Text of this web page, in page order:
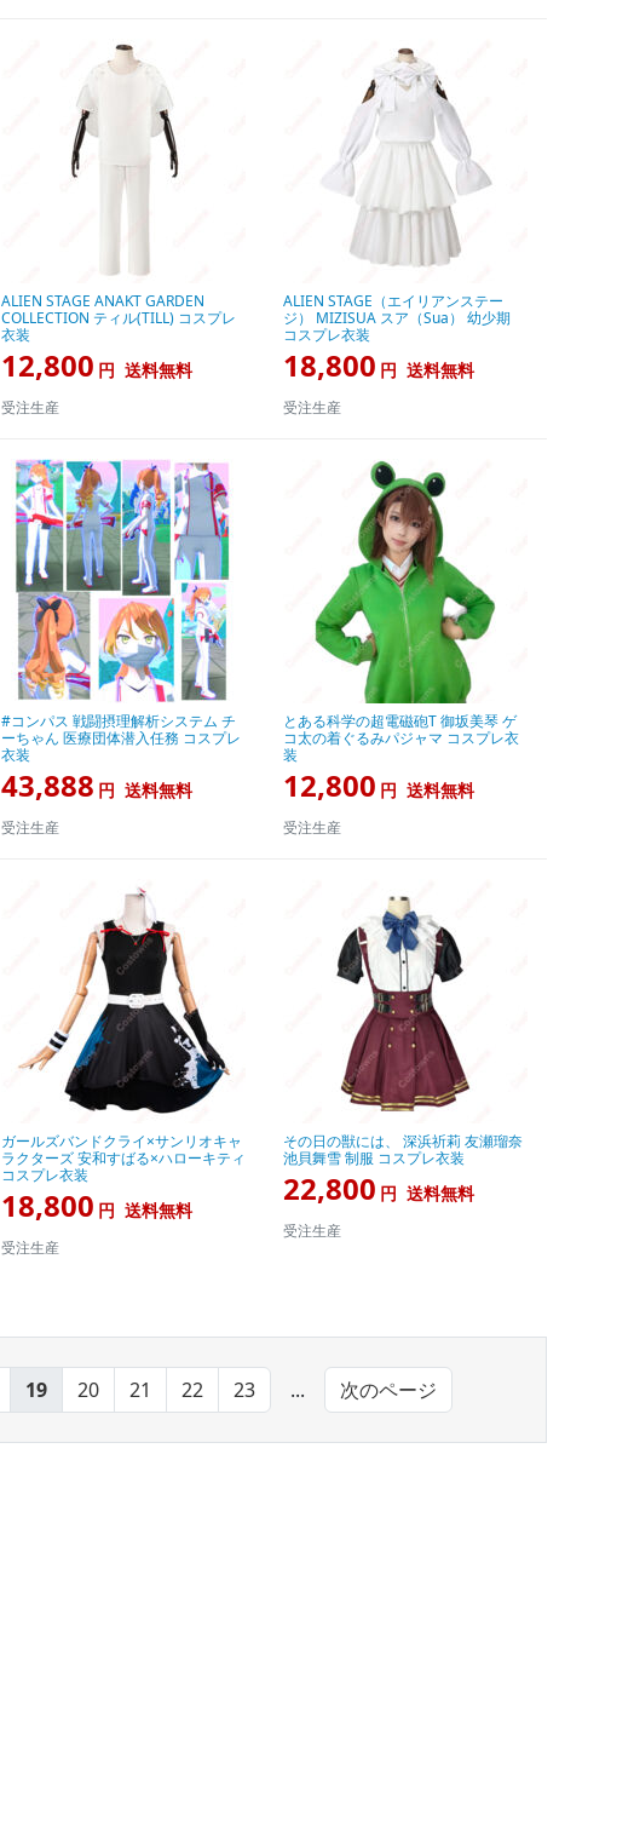
ALIEN STAGE ANAKT GARDEN
COLLECTION ティル(TILL) コスプレ
衣装
12,800 円 送料無料
受注生産
ALIEN STAGE（エイリアンステー
ジ） MIZISUA スア（Sua） 幼少期
コスプレ衣装
18,800 円 送料無料
受注生産
#コンパス 戦闘摂理解析システム チ
ーちゃん 医療団体潜入任務 コスプレ
衣装
43,888 円 送料無料
受注生産
とある科学の超電磁砲T 御坂美琴 ゲ
コ太の着ぐるみパジャマ コスプレ衣
装
12,800 円 送料無料
受注生産
ガールズバンドクライ×サンリオキャ
ラクターズ 安和すばる×ハローキティ
コスプレ衣装
18,800 円 送料無料
受注生産
その日の獣には、 深浜祈莉 友瀬瑠奈
池貝舞雪 制服 コスプレ衣装
22,800 円 送料無料
受注生産
19 20 21 22 23 ... 次のページ